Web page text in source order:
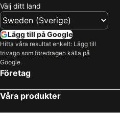
Välj ditt land
Lägg till på Google
Hitta våra resultat enkelt: Lägg till
trivago som föredragen källa på
Google.
Företag
Våra produkter